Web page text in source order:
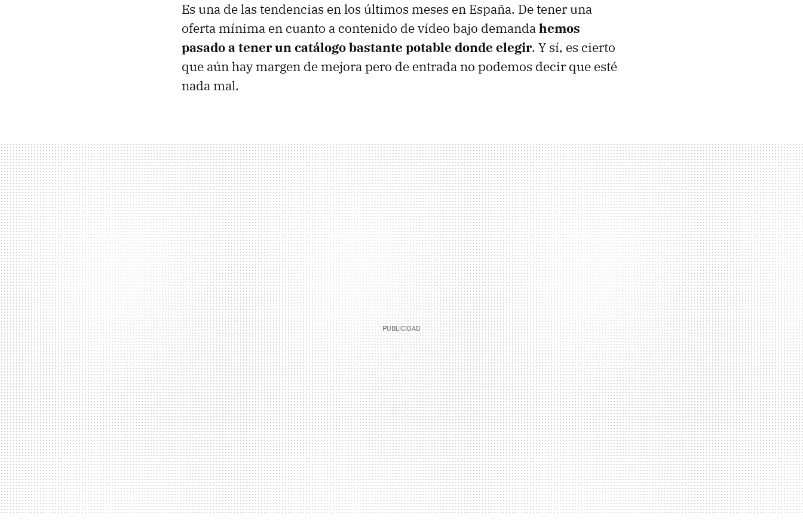
Es una de las tendencias en los últimos meses en España. De tener una
oferta mínima en cuanto a contenido de vídeo bajo demandahemos
pasado a tener un catálogo bastante potable donde elegir. Y sí, es cierto
que aún hay margen de mejora pero de entrada no podemos decir que esté
nada mal.